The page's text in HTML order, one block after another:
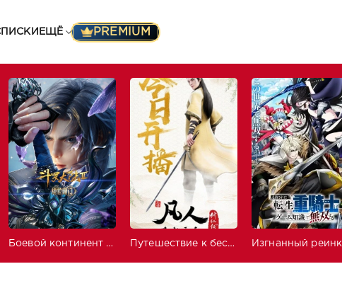
ЕЩЁ PREMIUM
Боевой континент 2: Непревзойдённый клан Тан Путешествие к бессмертию